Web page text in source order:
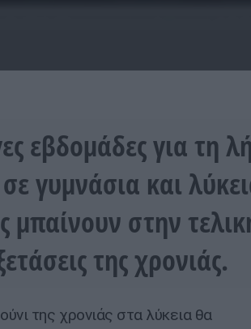
εβδομάδες για τη
γυμνάσια και
μπαίνουν στην
της χρονιάς.
της χρονιάς στα λύκεια θα